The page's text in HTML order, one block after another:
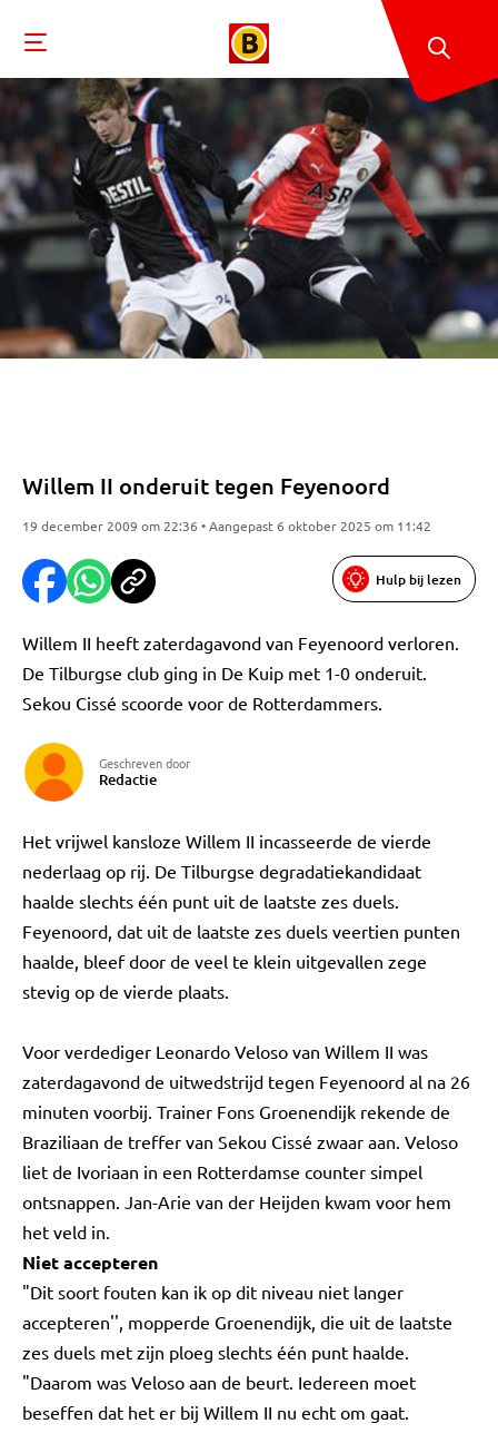
Willem II onderuit tegen Feyenoord
19 december 2009 om 22:36 • Aangepast 6 oktober 2025 om 11:42
Hulp bij lezen
Willem II heeft zaterdagavond van Feyenoord verloren.
De Tilburgse club ging in De Kuip met 1-0 onderuit.
Sekou Cissé scoorde voor de Rotterdammers.
Geschreven door
Redactie
Het vrijwel kansloze Willem II incasseerde de vierde
nederlaag op rij. De Tilburgse degradatiekandidaat
haalde slechts één punt uit de laatste zes duels.
Feyenoord, dat uit de laatste zes duels veertien punten
haalde, bleef door de veel te klein uitgevallen zege
stevig op de vierde plaats.
Voor verdediger Leonardo Veloso van Willem II was
zaterdagavond de uitwedstrijd tegen Feyenoord al na 26
minuten voorbij. Trainer Fons Groenendijk rekende de
Braziliaan de treffer van Sekou Cissé zwaar aan. Veloso
liet de Ivoriaan in een Rotterdamse counter simpel
ontsnappen. Jan-Arie van der Heijden kwam voor hem
het veld in.
Niet accepteren
"Dit soort fouten kan ik op dit niveau niet langer
accepteren'', mopperde Groenendijk, die uit de laatste
zes duels met zijn ploeg slechts één punt haalde.
"Daarom was Veloso aan de beurt. Iedereen moet
beseffen dat het er bij Willem II nu echt om gaat.